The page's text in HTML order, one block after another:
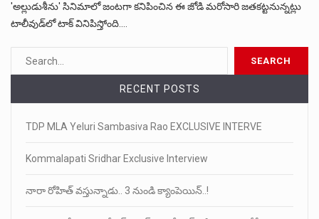
'అల్లుడుశీను' సినిమాలో జంటగా కనిపించిన ఈ జోడి మరోసారి జతకట్టనున్నట్లు
టాలీవుడ్‌లో టాక్‌ వినిపిస్తోంది.…
RECENT POSTS
TDP MLA Yeluri Sambasiva Rao EXCLUSIVE INTERVE
Kommalapati Sridhar Exclusive Interview
నారా రోహిత్ వస్తున్నాడు.. 3 నుండి క్యాంపెయిన్..!